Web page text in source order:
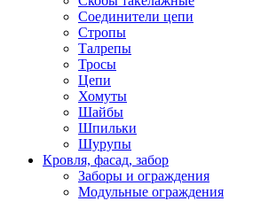
Соединители цепи
Стропы
Талрепы
Тросы
Цепи
Хомуты
Шайбы
Шпильки
Шурупы
Кровля, фасад, забор
Заборы и ограждения
Модульные ограждения